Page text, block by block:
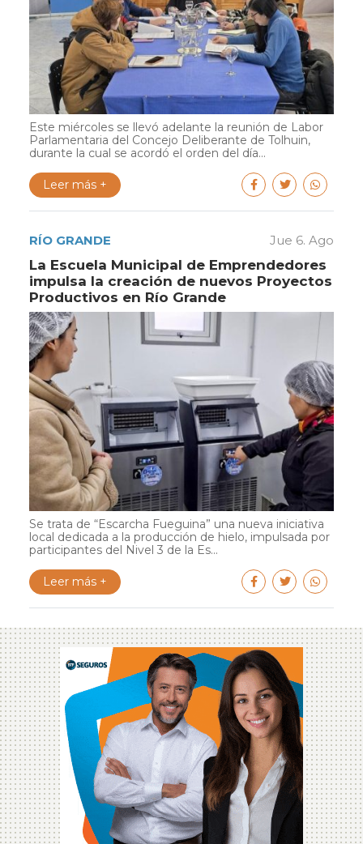
Este miércoles se llevó adelante la reunión de Labor
Parlamentaria del Concejo Deliberante de Tolhuin,
durante la cual se acordó el orden del día...
Leer más +
RÍO GRANDE Jue 6. Ago
La Escuela Municipal de Emprendedores
impulsa la creación de nuevos Proyectos
Productivos en Río Grande
Se trata de “Escarcha Fueguina” una nueva iniciativa
local dedicada a la producción de hielo, impulsada por
participantes del Nivel 3 de la Es...
Leer más +